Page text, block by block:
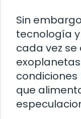
Sin
tecnología
cada vez
que